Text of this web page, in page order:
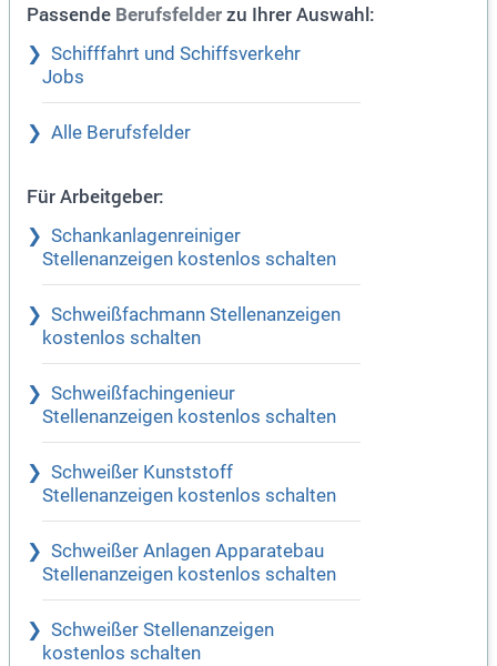
Passende Berufsfelder zu Ihrer Auswahl:
Schifffahrt und Schiffsverkehr
Jobs
Alle Berufsfelder
Für Arbeitgeber:
Schankanlagenreiniger
Stellenanzeigen kostenlos schalten
Schweißfachmann Stellenanzeigen
kostenlos schalten
Schweißfachingenieur
Stellenanzeigen kostenlos schalten
Schweißer Kunststoff
Stellenanzeigen kostenlos schalten
Schweißer Anlagen Apparatebau
Stellenanzeigen kostenlos schalten
Schweißer Stellenanzeigen
kostenlos schalten